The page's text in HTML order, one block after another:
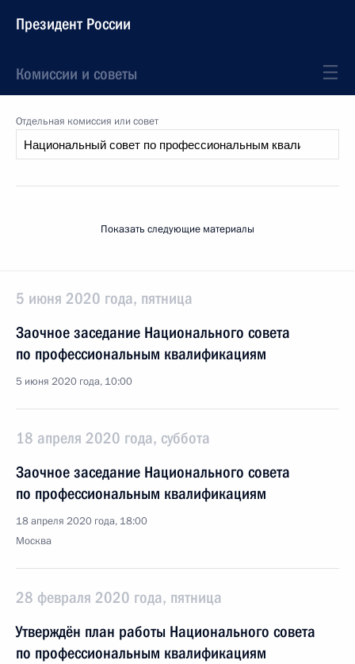
Президент России
Комиссии и советы
Отдельная комиссия или совет
Показать следующие материалы
5 июня 2020 года, пятница
Заочное заседание Национального совета
по профессиональным квалификациям
5 июня 2020 года, 10:00
18 апреля 2020 года, суббота
Заочное заседание Национального совета
по профессиональным квалификациям
18 апреля 2020 года, 18:00
Москва
28 февраля 2020 года, пятница
Утверждён план работы Национального совета
по профессиональным квалификациям